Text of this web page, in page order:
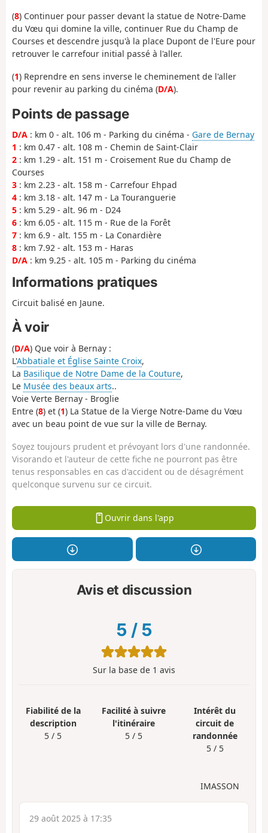
(8) Continuer pour passer devant la statue de Notre-Dame
du Vœu qui domine la ville, continuer Rue du Champ de
Courses et descendre jusqu'à la place Dupont de l'Eure pour
retrouver le carrefour initial passé à l'aller.
(1) Reprendre en sens inverse le cheminement de l'aller
pour revenir au parking du cinéma (D/A).
Points de passage
D/A : km 0 - alt. 106 m - Parking du cinéma - Gare de Bernay
1 : km 0.47 - alt. 108 m - Chemin de Saint-Clair
2 : km 1.29 - alt. 151 m - Croisement Rue du Champ de
Courses
3 : km 2.23 - alt. 158 m - Carrefour Ehpad
4 : km 3.18 - alt. 147 m - La Touranguerie
5 : km 5.29 - alt. 96 m - D24
6 : km 6.05 - alt. 115 m - Rue de la Forêt
7 : km 6.9 - alt. 155 m - La Conardière
8 : km 7.92 - alt. 153 m - Haras
D/A : km 9.25 - alt. 105 m - Parking du cinéma
Informations pratiques
Circuit balisé en Jaune.
À voir
(D/A) Que voir à Bernay :
L'Abbatiale et Église Sainte Croix,
La Basilique de Notre Dame de la Couture,
Le Musée des beaux arts..
Voie Verte Bernay - Broglie
Entre (8) et (1) La Statue de la Vierge Notre-Dame du Vœu
avec un beau point de vue sur la ville de Bernay.
Soyez toujours prudent et prévoyant lors d'une randonnée.
Visorando et l'auteur de cette fiche ne pourront pas être
tenus responsables en cas d'accident ou de désagrément
quelconque survenu sur ce circuit.
Ouvrir dans l'app
Avis et discussion
5 / 5
Sur la base de 1 avis
Fiabilité de la
description
5 / 5
Facilité à suivre
l'itinéraire
5 / 5
Intérêt du
circuit de
randonnée
5 / 5
IMASSON
29 août 2025 à 17:35